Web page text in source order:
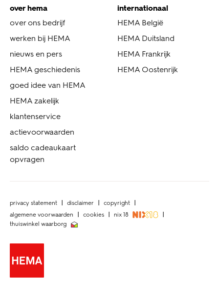
over hema
over ons bedrijf
werken bij HEMA
nieuws en pers
HEMA geschiedenis
goed idee van HEMA
HEMA zakelijk
klantenservice
actievoorwaarden
saldo cadeaukaart
opvragen
internationaal
HEMA België
HEMA Duitsland
HEMA Frankrijk
HEMA Oostenrijk
privacy statement disclaimer
copyright
algemene voorwaarden
cookies
nix 18
thuiswinkel waarborg